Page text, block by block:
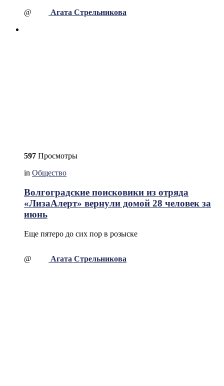
@ Агата Стрельникова
597 Просмотры
in Общество
Волгоградские поисковики из отряда
«ЛизаАлерт» вернули домой 28 человек за
июнь
Еще пятеро до сих пор в розыске
@ Агата Стрельникова